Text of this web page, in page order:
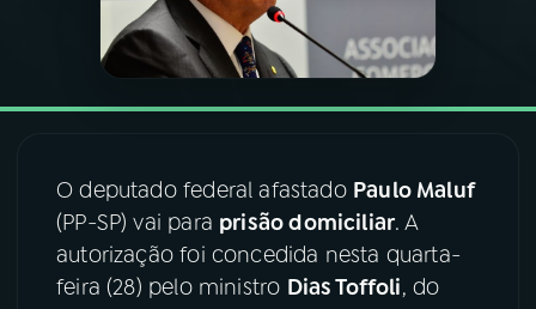
PODCASTS
07ÚLTIMAS
08 FESTIVAL DE MÚSICA
O deputado federal afastado Paulo Maluf
(PP-SP) vai para prisão domiciliar. A
autorização foi concedida nesta quarta-
feira (28) pelo ministro Dias Toffoli, do